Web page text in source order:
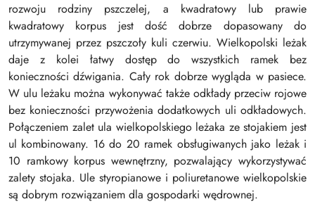
rozwoju rodziny pszczelej, a kwadratowy lub prawie
kwadratowy korpus jest dość dobrze dopasowany do
utrzymywanej przez pszczoły kuli czerwiu. Wielkopolski leżak
daje z kolei łatwy dostęp do wszystkich ramek bez
konieczności dźwigania. Cały rok dobrze wygląda w pasiece.
W ulu leżaku można wykonywać także odkłady przeciw rojowe
bez konieczności przywożenia dodatkowych uli odkładowych.
Połączeniem zalet ula wielkopolskiego leżaka ze stojakiem jest
ul kombinowany. 16 do 20 ramek obsługiwanych jako leżak i
10 ramkowy korpus wewnętrzny, pozwalający wykorzystywać
zalety stojaka. Ule styropianowe i poliuretanowe wielkopolskie
są dobrym rozwiązaniem dla gospodarki wędrownej.